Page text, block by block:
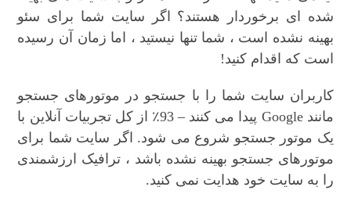
شده ای برخوردار هستند؟ اگر سایت شما برای سئو
بهینه نشده است ، شما تنها نیستید ، اما زمان آن رسیده
است که اقدام کنید!
کاربران سایت شما را با جستجو در موتورهای جستجو
مانند Google پیدا می کنند – 93٪ از کل تجربیات آنلاین با
یک موتور جستجو شروع می شود. اگر سایت شما برای
موتورهای جستجو بهینه نشده باشد ، ترافیک ارزشمندی
را به سایت خود هدایت نمی کنید.